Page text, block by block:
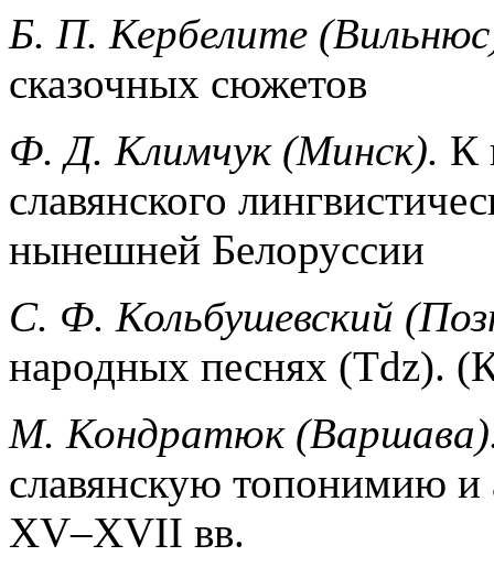
Б. П. Кербелите
сказочных сюжетов
Ф. Д. Климчук (Минск). К
славянского
нынешней Белоруссии
С. Ф. Кольбушeвский
народных песнях (Tdz).
М. Кондpатюк
славянскую топонимию
XV–XVII вв.